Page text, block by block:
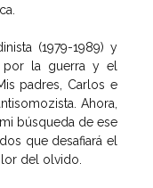
(1979-1989) y
por la guerra y el
padres, Carlos e
Ahora,
búsqueda de ese
que desafiará el
del olvido.